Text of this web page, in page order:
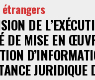
DE
DE MISE EN
JURIDIQUE DANS